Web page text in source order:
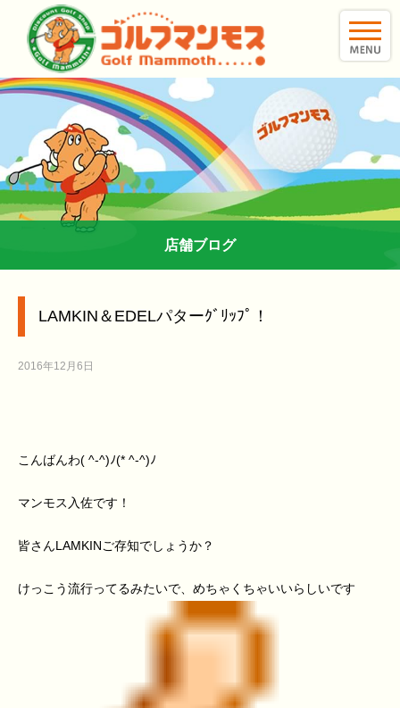
店舗ブログ
LAMKIN＆EDELパターｸﾞﾘｯﾌﾟ！
2016年12月6日
こんばんわ( ^-^)ﾉ(* ^-^)ﾉ
マンモス入佐です！
皆さんLAMKINご存知でしょうか？
けっこう流行ってるみたいで、めちゃくちゃいいらしいです